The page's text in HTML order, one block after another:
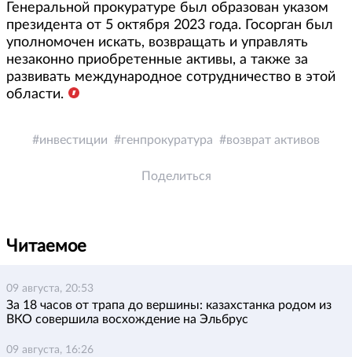
Генеральной прокуратуре был образован указом
президента от 5 октября 2023 года. Госорган был
уполномочен искать, возвращать и управлять
незаконно приобретенные активы, а также за
развивать международное сотрудничество в этой
области.
инвестиции генпрокуратура возврат активов
Поделиться
Читаемое
09 августа, 20:53
За 18 часов от трапа до вершины: казахстанка родом из
ВКО совершила восхождение на Эльбрус
09 августа, 16:26